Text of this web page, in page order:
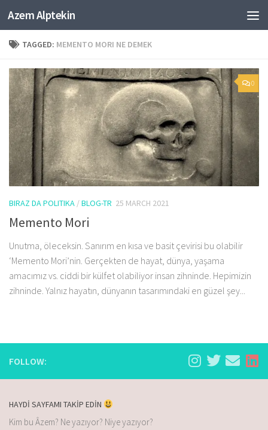
Skip to content
Azem Alptekin
TAGGED: MEMENTO MORI NE DEMEK
0
BIRAZ DA POLITIKA /BLOG-TR 25 MARCH 2021
Memento Mori
Unutma, öleceksin. Sanırım en kısa ve basit çevirisi bu olabilir
‘Memento Mori’nin. Gerçekten de hayat, dünya, yaşama
amacımız vs. ciddi bir külfet olabiliyor insan zihninde. Hepimizin
zihninde. Yalnız hayatın, dünyanın tasarımındaki en güzel şey...
FOLLOW:
HAYDİ SAYFAMI TAKİP EDİN
Kim bu Âzem? Ne yazıyor? Niye yazıyor?